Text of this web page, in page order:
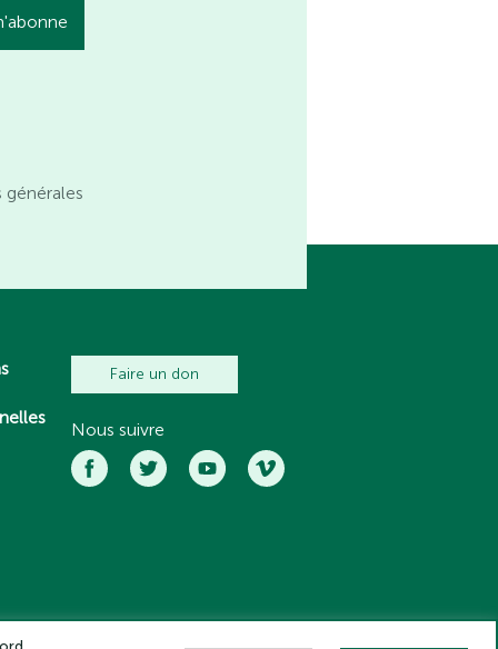
Faire un don
Nous suivre